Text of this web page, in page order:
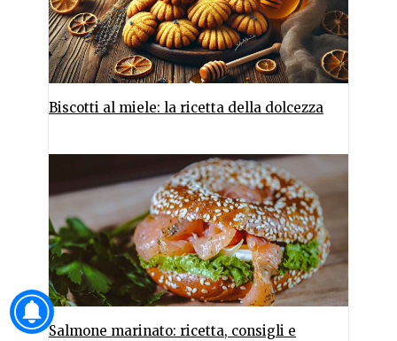
Biscotti al miele: la ricetta della dolcezza
Salmone marinato: ricetta, consigli e